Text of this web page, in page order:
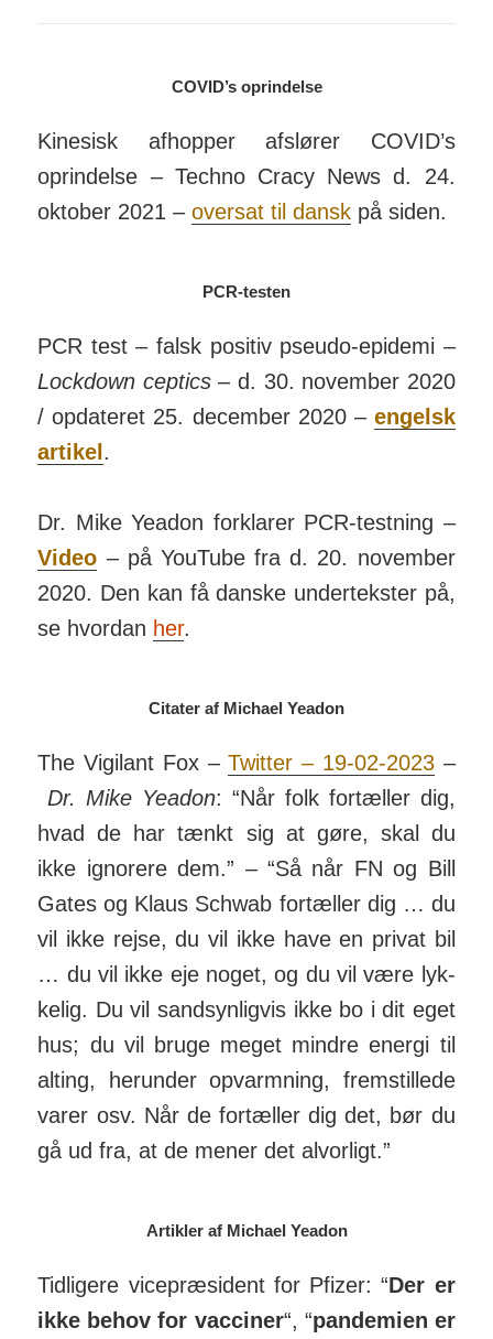
COVID’s oprindelse
Kinesisk afhopper afslører COVID’s
oprindelse – Techno Cracy News d. 24.
oktober 2021 –oversat til dansk på siden.
PCR-testen
PCR test – falsk positiv pseudo-epidemi –
Lock­down ceptics– d. 30. november 2020
/ op­dateret 25. december 2020 – engelsk
artikel .
Dr. Mike Yeadon for­klarer PCR-testning –
Video – på You­Tube fra d. 20. november
2020. Den kan få danske under­tekster på,
se hvordan her.
Citater af Michael Yeadon
The Vigilant Fox –Twitter – 19-02-2023–
Dr. Mike Yeadon: “Når folk for­tæller dig,
hvad de har tænkt sig at gøre, skal du
ikke igno­rere dem.” – “Så når FN og Bill
Gates og Klaus Schwab for­tæller dig … du
vil ikke rejse, du vil ikke have en privat bil
… du vil ikke eje noget, og du vil være lyk­
kelig. Du vil sand­syn­ligvis ikke bo i dit eget
hus; du vil bruge meget mindre energi til
alting, her­under op­varm­ning, frem­stillede
varer osv. Når de for­tæller dig det, bør du
gå ud fra, at de mener det al­vorligt.”
Artikler af Michael Yeadon
Tidligere vice­præ­sident for Pfizer: “Der er
ikke behov for vacciner“, “pan­demien er